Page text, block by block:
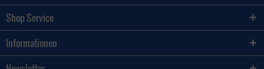
Shop Service
Informationen